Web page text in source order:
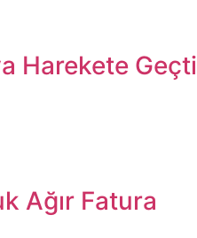
Harekete Geçti
Ağır Fatura